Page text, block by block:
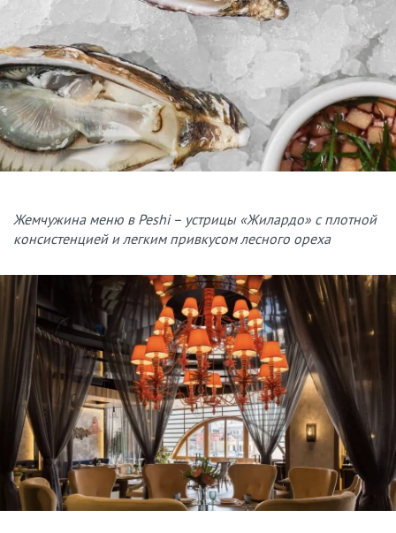
Жемчужина меню в Peshi – устрицы «Жилардо» с плотной
консистенцией и легким привкусом лесного ореха